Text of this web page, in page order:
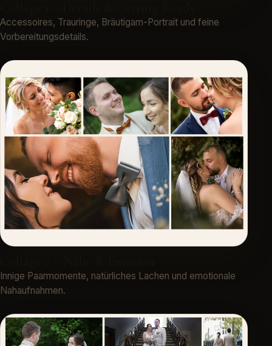
Accessoires, Trauringe, Bräutigam-Portrait und feine
Vorbereitungsdetails.
Innige Paarmomente, natürliches Lachen und emotionale
Nahaufnahmen.